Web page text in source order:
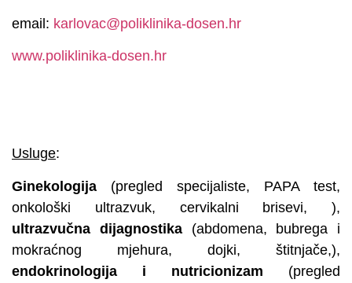
email: karlovac@poliklinika-dosen.hr
www.poliklinika-dosen.hr
Usluge:
Ginekologija (pregled specijaliste, PAPA test,
onkološki ultrazvuk, cervikalni brisevi, ),
ultrazvučna dijagnostika(abdomena, bubrega i
mokraćnog mjehura, dojki, štitnjače,),
endokrinologija i nutricionizam (pregled